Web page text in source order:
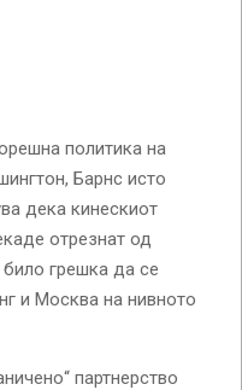
политика на
Барнс исто
дека кинескиот
отрезнат од
било грешка да се
и Москва на нивното
партнерство